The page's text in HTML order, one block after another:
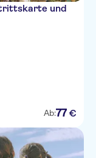
und
Ab:77 €